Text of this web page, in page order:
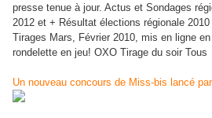
presse tenue à jour. Actus et Sondages
2012 et + Résultat élections régionale
Tirages Mars, Février 2010, mis en ligne
rondelette en jeu! OXO Tirage du soir Tous
Un nouveau concours de Miss-bis lancé